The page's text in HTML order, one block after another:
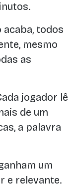
acaba, todos
mesmo
as
jogador lê
de um
a palavra
um
e relevante.